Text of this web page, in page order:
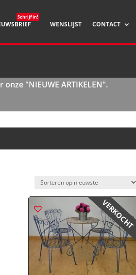
Schrijf in!
WENSLIJST CONTACT
"NIEUWE ARTIKELEN".
VERKOCHT